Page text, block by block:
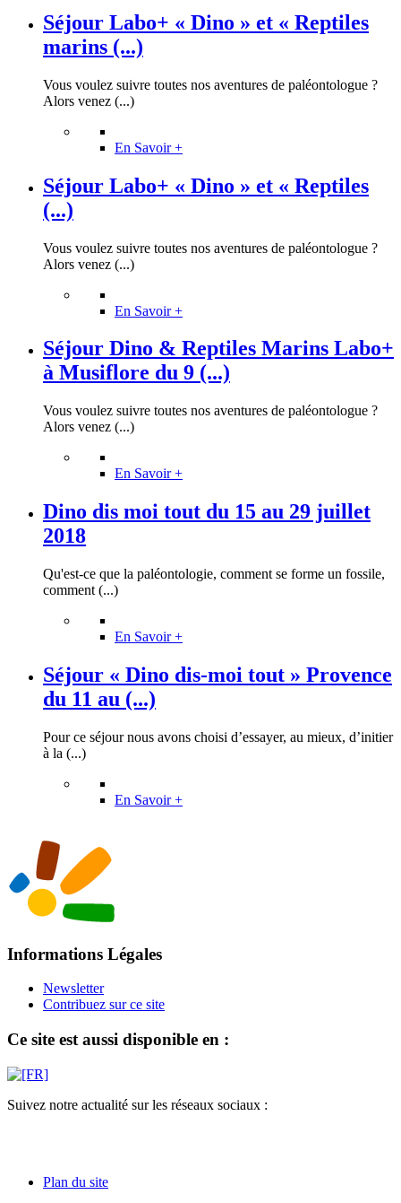
Séjour Labo+ « Dino » et « Reptiles
marins (...)
Vous voulez suivre toutes nos aventures de paléontologue ?
Alors venez (...)
En Savoir +
Séjour Labo+ « Dino » et « Reptiles
(...)
Vous voulez suivre toutes nos aventures de paléontologue ?
Alors venez (...)
En Savoir +
Séjour Dino & Reptiles Marins Labo+
à Musiflore du 9 (...)
Vous voulez suivre toutes nos aventures de paléontologue ?
Alors venez (...)
En Savoir +
Dino dis moi tout du 15 au 29 juillet
2018
Qu'est-ce que la paléontologie, comment se forme un fossile,
comment (...)
En Savoir +
Séjour « Dino dis-moi tout » Provence
du 11 au (...)
Pour ce séjour nous avons choisi d’essayer, au mieux, d’initier
à la (...)
En Savoir +
Informations Légales
Newsletter
Contribuez sur ce site
Ce site est aussi disponible en :
Suivez notre actualité sur les réseaux sociaux :
Plan du site